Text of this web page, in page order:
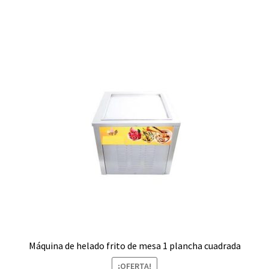
Máquina de helado frito de mesa 1 plancha cuadrada
¡OFERTA!